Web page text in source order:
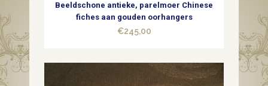
Beeldschone antieke, parelmoer Chinese
fiches aan gouden oorhangers
€245,00